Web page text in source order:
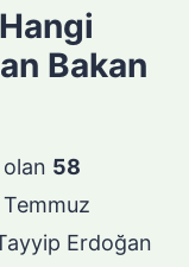
Bakan
58
Erdoğan